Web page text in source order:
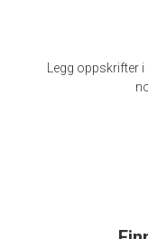
Legg oppskrifter